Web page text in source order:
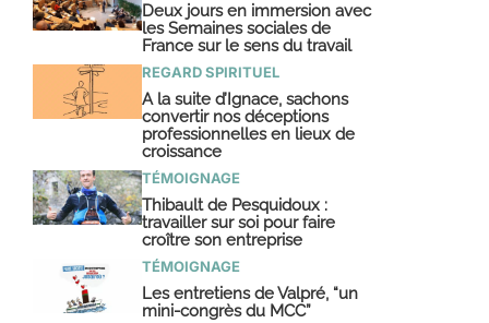
Deux jours en immersion avec
les Semaines sociales de
France sur le sens du travail
REGARD SPIRITUEL
A la suite d’Ignace, sachons
convertir nos déceptions
professionnelles en lieux de
croissance
TÉMOIGNAGE
Thibault de Pesquidoux :
travailler sur soi pour faire
croître son entreprise
TÉMOIGNAGE
Les entretiens de Valpré, “un
mini-congrès du MCC”